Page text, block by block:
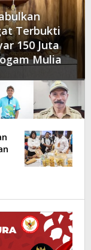
Terbukti
150 Juta
Mulia